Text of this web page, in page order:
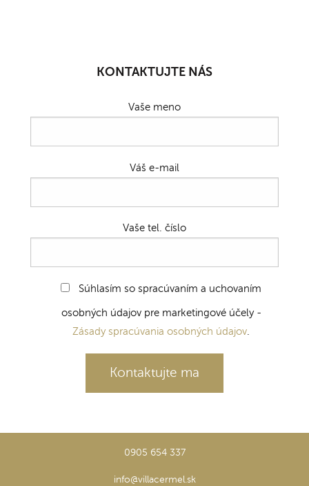
KONTAKTUJTE NÁS
Vaše meno
Váš e-mail
Vaše tel. číslo
Súhlasím so spracúvaním a uchovaním
osobných údajov pre marketingové účely -
Zásady spracúvania osobných údajov.
0905 654 337
info@villacermel.sk